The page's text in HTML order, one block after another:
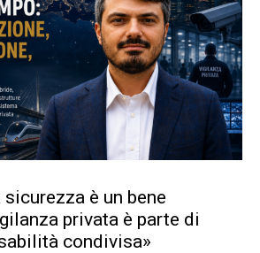
sicurezza è un bene
privata è parte di
condivisa»